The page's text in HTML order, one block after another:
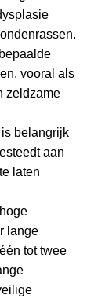
vooral als
zeldzame
belangrijk
aan
laten
lange
tot twee